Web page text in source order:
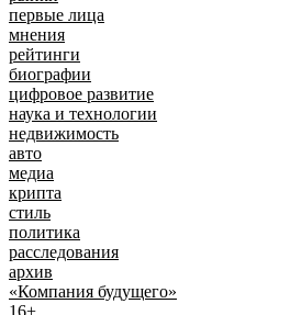
первые лица
мнения
рейтинги
биографии
цифровое развитие
наука и технологии
недвижимость
авто
медиа
крипта
стиль
политика
расследования
архив
«Компания будущего»
16+